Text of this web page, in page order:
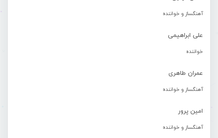
آهنگساز و خواننده
علی ابراهیمی
خواننده
عمران طاهری
آهنگساز و خواننده
امین پرور
آهنگساز و خواننده